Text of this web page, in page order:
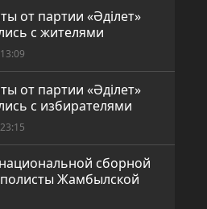
от партии «Әділет»
с жителями
от партии «Әділет»
с избирателями
сборной
Жамбылской